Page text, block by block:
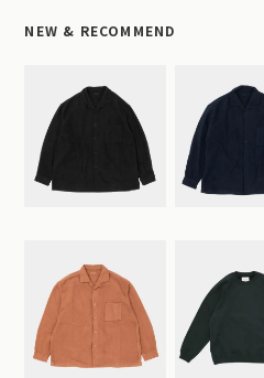
NEW & RECOMMEND